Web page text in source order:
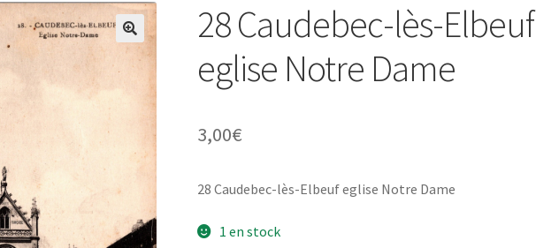
28 Caudebec-lès-Elbeuf
eglise Notre Dame
3,00€
28 Caudebec-lès-Elbeuf eglise Notre Dame
1 en stock